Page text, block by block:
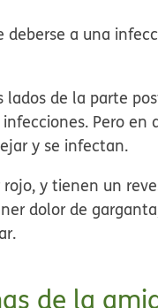
a una
lados de la parte
Pero en
y se infectan.
y tienen un
dolor de
de la